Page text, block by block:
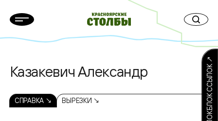
Казакевич Александр
СПРАВКА ↘ ВЫРЕЗКИ ↘